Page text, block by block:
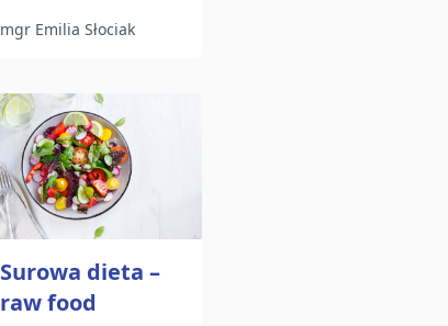
mgr Emilia Słociak
Surowa dieta –
raw food